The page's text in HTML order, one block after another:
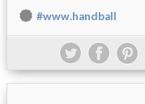
#www.handball